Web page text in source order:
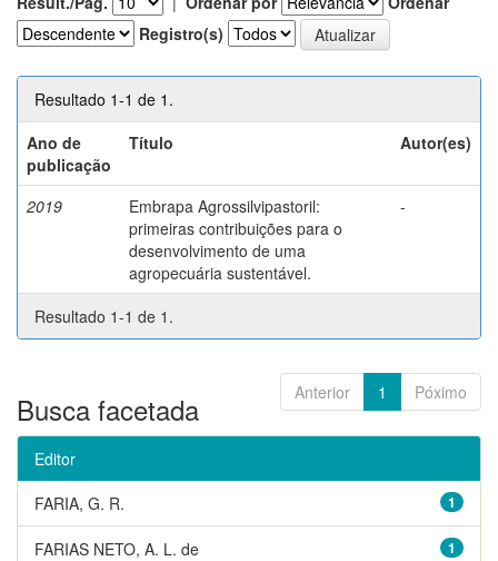
Registro(s)
Resultado 1-1 de 1.
Ano de
publicação
Título Autor(es)
2019
Embrapa Agrossilvipastoril:
primeiras contribuições para o
desenvolvimento de uma
agropecuária sustentável.
-
Resultado 1-1 de 1.
Anterior 1 Póximo
Busca facetada
Editor
1
FARIA, G. R.
1
FARIAS NETO, A. L. de